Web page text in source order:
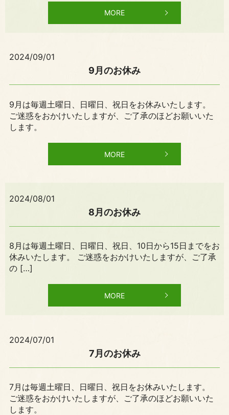
MORE
2024/09/01
9月のお休み
9月は毎週土曜日、日曜日、祝日をお休みいたします。
ご迷惑をおかけいたしますが、ご了承のほどお願いいた
します。
MORE
2024/08/01
8月のお休み
8月は毎週土曜日、日曜日、祝日、10日から15日までをお
休みいたします。 ご迷惑をおかけいたしますが、ご了承
の […]
MORE
2024/07/01
7月のお休み
7月は毎週土曜日、日曜日、祝日をお休みいたします。
ご迷惑をおかけいたしますが、ご了承のほどお願いいた
します。